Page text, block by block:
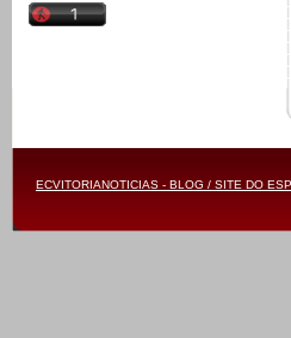
ECVITORIANOTICIAS - BLOG / SITE DO